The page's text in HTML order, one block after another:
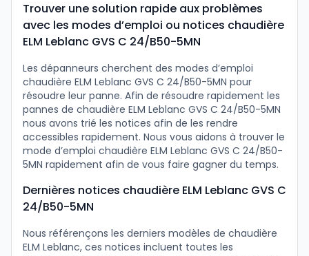
Trouver une solution rapide aux problèmes
avec les modes d’emploi ou notices chaudière
ELM Leblanc GVS C 24/B50-5MN
Les dépanneurs cherchent des modes d’emploi
chaudière ELM Leblanc GVS C 24/B50-5MN pour
résoudre leur panne. Afin de résoudre rapidement les
pannes de chaudière ELM Leblanc GVS C 24/B50-5MN
nous avons trié les notices afin de les rendre
accessibles rapidement. Nous vous aidons à trouver le
mode d’emploi chaudière ELM Leblanc GVS C 24/B50-
5MN rapidement afin de vous faire gagner du temps.
Dernières notices chaudière ELM Leblanc GVS C
24/B50-5MN
Nous référençons les derniers modèles de chaudière
ELM Leblanc, ces notices incluent toutes les